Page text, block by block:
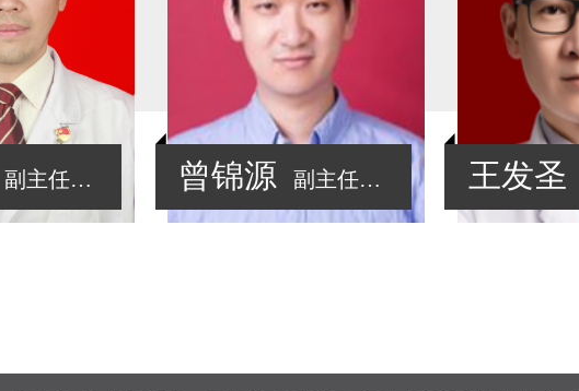
副主任医师 曾锦源 副主任医师 王发圣